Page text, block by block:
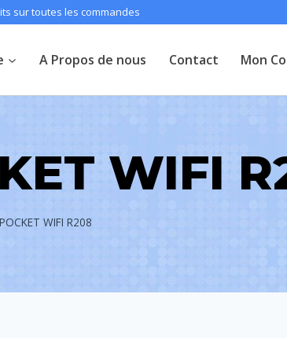
sur toutes les commandes
A Propos de nous Contact Mon
WIFI
WIFI R208